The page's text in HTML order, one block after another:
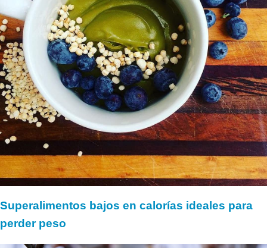
Superalimentos bajos en calorías ideales para
perder peso